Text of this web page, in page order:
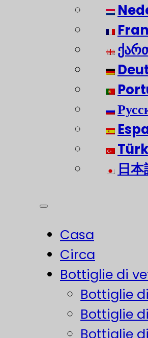
日
Casa
Circa
Bottiglie di
Bottiglie
Bottiglie
Bottiglie